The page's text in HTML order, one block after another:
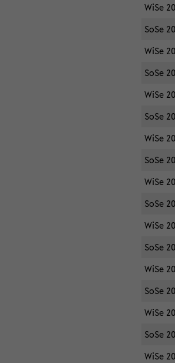
WiSe
SoSe
WiSe
SoSe
WiSe
SoSe
WiSe
SoSe
WiSe
SoSe
WiSe
SoSe
WiSe
SoSe
WiSe
SoSe
WiSe